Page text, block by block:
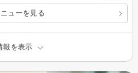
ューを見る
報を表示